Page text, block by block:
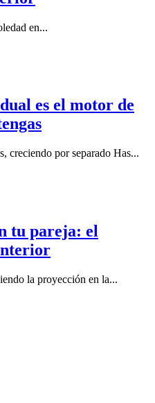
en...
es el motor de
creciendo por separado Has...
tu pareja: el
la proyección en la...